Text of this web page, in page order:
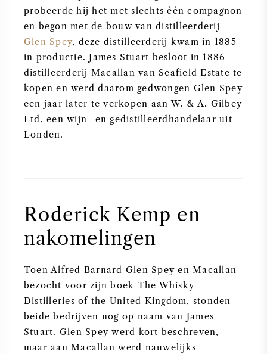
AMERIKAANSE WIJN
OOSTENRIJKSE WIJN
PORTUGESE WIJN
ALLE LANDEN
BOURGOGNE
NAPA VALLEY
PIEMONTE
probeerde hij het met slechts één compagnon
en begon met de bouw van distilleerderij
Glen Spey, deze distilleerderij kwam in 1885
in productie. James Stuart besloot in 1886
distilleerderij Macallan van Seafield Estate te
kopen en werd daarom gedwongen Glen Spey
een jaar later te verkopen aan W. & A. Gilbey
Ltd, een wijn- en gedistilleerdhandelaar uit
Londen.
Roderick Kemp en
nakomelingen
Toen Alfred Barnard Glen Spey en Macallan
bezocht voor zijn boek The Whisky
Distilleries of the United Kingdom, stonden
beide bedrijven nog op naam van James
Stuart. Glen Spey werd kort beschreven,
maar aan Macallan werd nauwelijks